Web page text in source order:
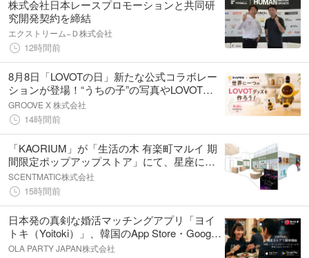
株式会社日本レースプロモーションと共同研
究開発契約を締結
エクストリーム−Ｄ株式会社
12時間前
8月8日「LOVOTの日」新たな公式コラボレー
ションが登場！“うちの子”の写真やLOVOT公
式スタンプで、世界にひとつだけのオリジナ
ルグッズが作れる「ファンクリ」
×『LOVOT』がスタート
GROOVE X 株式会社
14時間前
「KAORIUM」が「生活の木 有楽町マルイ 期
間限定ポップアップストア」にて、星座に基
づくエレメントを取り入れた香り体験を提供
SCENTMATIC株式会社
15時間前
日本発の真剣な婚活マッチングアプリ「ヨイ
トキ（Yoitoki）」、韓国のApp Store・Google
Playで正式配信開始
OLA PARTY JAPAN株式会社